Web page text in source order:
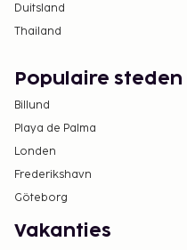
Duitsland
Thailand
Populaire steden
Billund
Playa de Palma
Londen
Frederikshavn
Göteborg
Vakanties